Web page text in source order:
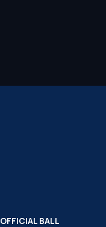
OFFICIAL BALL